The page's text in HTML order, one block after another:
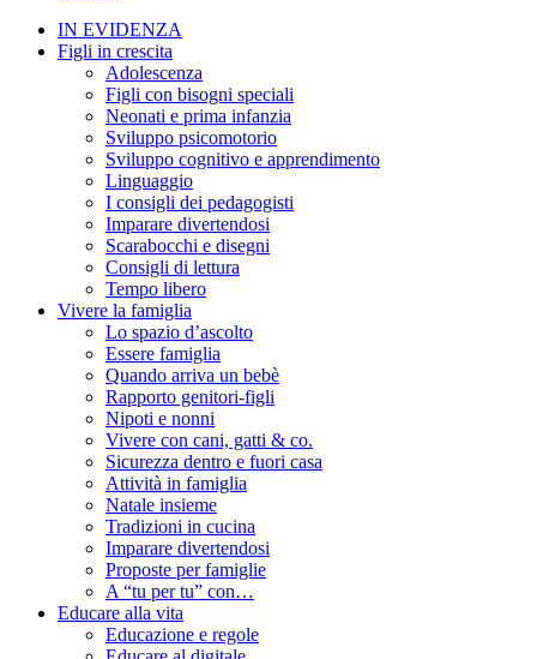
IN EVIDENZA
Figli in crescita
Adolescenza
Figli con bisogni speciali
Neonati e prima infanzia
Sviluppo psicomotorio
Sviluppo cognitivo e apprendimento
Linguaggio
I consigli dei pedagogisti
Imparare divertendosi
Scarabocchi e disegni
Consigli di lettura
Tempo libero
Vivere la famiglia
Lo spazio d’ascolto
Essere famiglia
Quando arriva un bebè
Rapporto genitori-figli
Nipoti e nonni
Vivere con cani, gatti & co.
Sicurezza dentro e fuori casa
Attività in famiglia
Natale insieme
Tradizioni in cucina
Imparare divertendosi
Proposte per famiglie
A “tu per tu” con…
Educare alla vita
Educazione e regole